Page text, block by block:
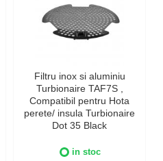
Filtru inox si aluminiu
Turbionaire TAF7S ,
Compatibil pentru Hota
perete/ insula Turbionaire
Dot 35 Black
in stoc